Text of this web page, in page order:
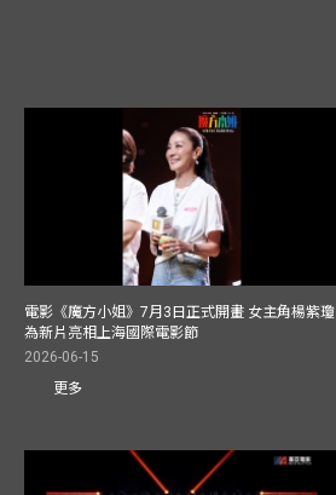
電影《魔方小姐》7月3日正式開畫 女主角楊紫瓊
為新片亮相上海國際電影節
2026-06-15
更多